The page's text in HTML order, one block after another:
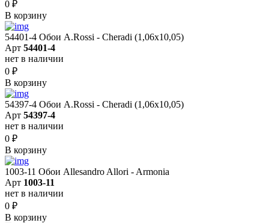
0 ₽
В корзину
54401-4 Обои A.Rossi - Cheradi (1,06x10,05)
Арт 54401-4
нет в наличии
0 ₽
В корзину
54397-4 Обои A.Rossi - Cheradi (1,06x10,05)
Арт 54397-4
нет в наличии
0 ₽
В корзину
1003-11 Обои Allesandro Allori - Armonia
Арт 1003-11
нет в наличии
0 ₽
В корзину